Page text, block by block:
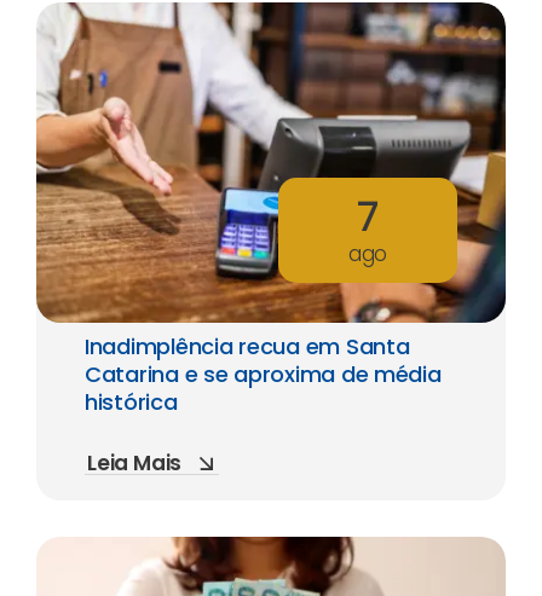
7
ago
Inadimplência recua em Santa
Catarina e se aproxima de média
histórica
Leia Mais